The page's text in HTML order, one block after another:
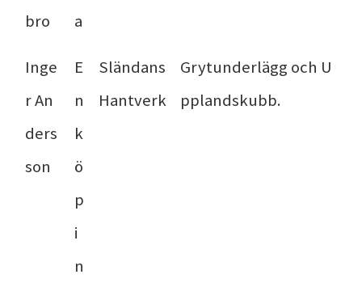
bro
a
Inge
r An
ders
son
E
n
k
ö
p
i
n
Sländans
Hantverk
Grytunderlägg och ­U
pplandskubb.